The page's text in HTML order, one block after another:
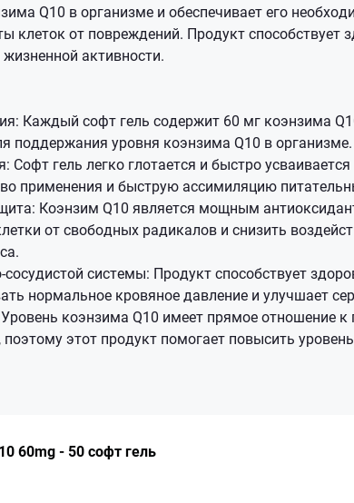
Q10 в организме и обеспечивает его
клеток от повреждений. Продукт способствует
активности.
Каждый софт гель содержит 60 мг коэнзима
поддержания уровня коэнзима Q10 в организме.
Софт гель легко глотается и быстро
применения и быструю ассимиляцию
Коэнзим Q10 является мощным
от свободных радикалов и снизить
системы: Продукт способствует
нормальное кровяное давление и улучшает
коэнзима Q10 имеет прямое отношение к
этот продукт помогает повысить
60mg - 50 софт гель